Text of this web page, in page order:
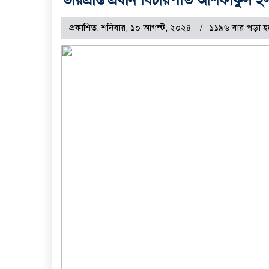
প্রকাশিত: শনিবার, ১০ আগস্ট, ২০২৪ ১১৯৬ বার পড়া